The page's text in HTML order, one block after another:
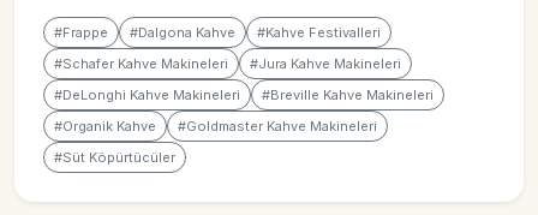
#Frappe #Dalgona Kahve
#Kahve Festivalleri
#Schafer Kahve Makineleri
#Jura Kahve Makineleri
#DeLonghi Kahve Makineleri
#Breville Kahve Makineleri
#Organik Kahve
#Goldmaster Kahve Makineleri
#Süt Köpürtücüler